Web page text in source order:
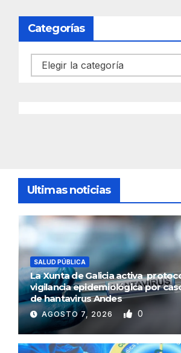
Categorías
Categorías
Ultimas noticias
SALUD PÚBLICA
La Xunta de Galicia activa
vigilancia epidemiológica por
de hantavirus Andes
AGOSTO 7, 2026 0